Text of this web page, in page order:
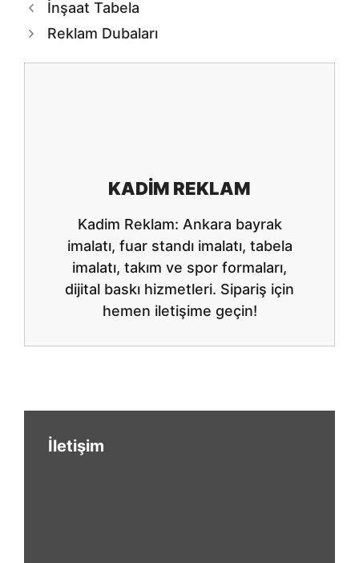
İnşaat Tabela
Reklam Dubaları
KADIM REKLAM
Kadim Reklam: Ankara bayrak
imalatı, fuar standı imalatı, tabela
imalatı, takım ve spor formaları,
dijital baskı hizmetleri. Sipariş için
hemen iletişime geçin!
İletişim